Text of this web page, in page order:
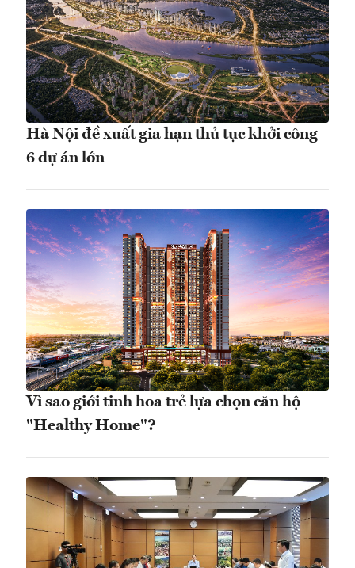
Hà Nội đề xuất gia hạn thủ tục khởi công
6 dự án lớn
Vì sao giới tinh hoa trẻ lựa chọn căn hộ
"Healthy Home"?